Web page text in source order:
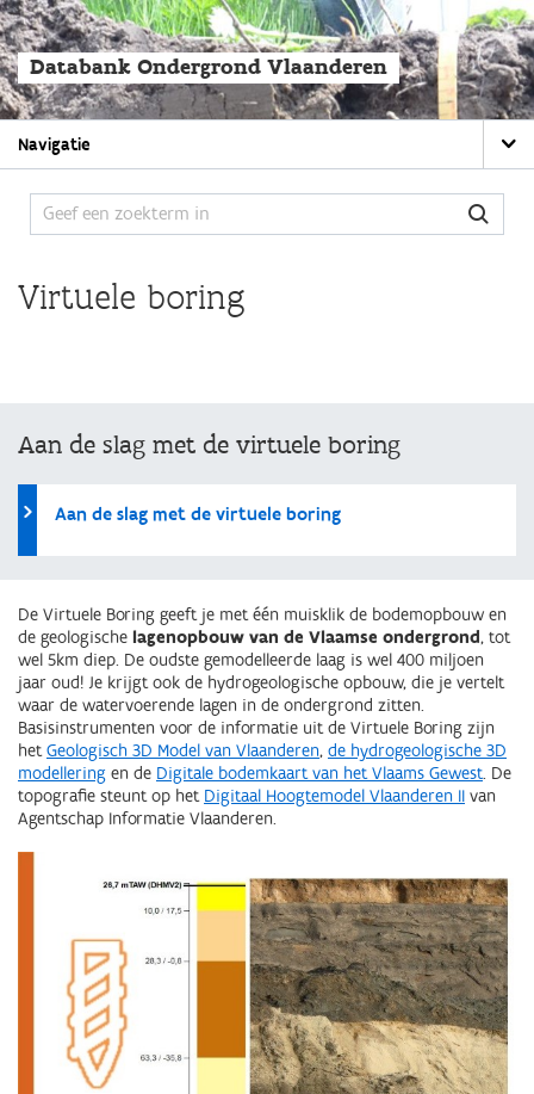
Overslaan
en
naar
de
algemene
inhoud
Databank Ondergrond Vlaanderen
Main
navigation
Navigatie
Virtuele boring
Aan de slag met de virtuele boring
Aan de slag met de virtuele boring
De Virtuele Boring geeft je met één muisklik de bodemopbouw en
de geologische lagenopbouw van de Vlaamse ondergrond, tot
wel 5km diep. De oudste gemodelleerde laag is wel 400 miljoen
jaar oud! Je krijgt ook de hydrogeologische opbouw, die je vertelt
waar de watervoerende lagen in de ondergrond zitten.
Basisinstrumenten voor de informatie uit de Virtuele Boring zijn
hetGeologisch 3D Model van Vlaanderen, de hydrogeologische 3D
modellering en de Digitale bodemkaart van het Vlaams Gewest. De
topografie steunt op het Digitaal Hoogtemodel Vlaanderen II van
Agentschap Informatie Vlaanderen.